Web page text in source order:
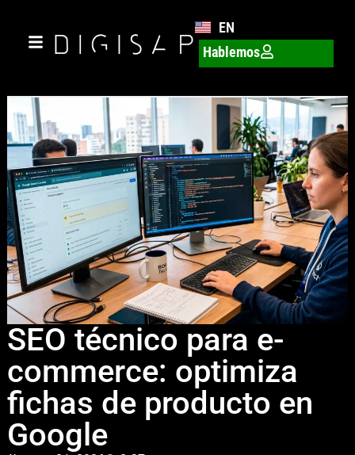
EN
Hablemos
SEO técnico para e-
commerce: optimiza
fichas de producto en
Google